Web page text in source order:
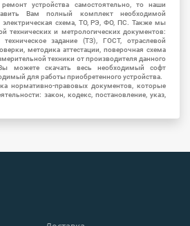
устройства самостоятельно, то наши
Вам полный комплект необходимой
электрическая схема, ТО, РЭ, ФО, ПС. Также мы
технических и метрологических документов:
задание (ТЗ), ГОСТ, отраслевой
методика аттестации, поверочная схема
техники от производителя данного
можете скачать весь необходимый софт
для работы приобретенного устройства.
нормативно-правовых документов, которые
закон, кодекс, постановление, указ,